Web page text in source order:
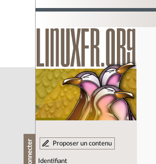
Proposer un contenu
Identifiant